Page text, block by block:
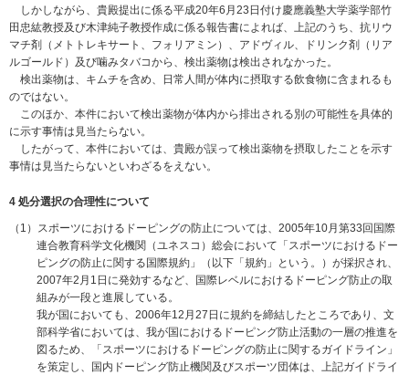
しかしながら、貴殿提出に係る平成20年6月23日付け慶應義塾大学薬学部竹
田忠紘教授及び木津純子教授作成に係る報告書によれば、上記のうち、抗リウ
マチ剤（メトトレキサート、フォリアミン）、アドヴィル、ドリンク剤（リア
ルゴールド）及び噛みタバコから、検出薬物は検出されなかった。
検出薬物は、キムチを含め、日常人間が体内に摂取する飲食物に含まれるも
のではない。
このほか、本件において検出薬物が体内から排出される別の可能性を具体的
に示す事情は見当たらない。
したがって、本件においては、貴殿が誤って検出薬物を摂取したことを示す
事情は見当たらないといわざるをえない。
4 処分選択の合理性について
（1）スポーツにおけるドーピングの防止については、2005年10月第33回国際
連合教育科学文化機関（ユネスコ）総会において「スポーツにおけるドー
ピングの防止に関する国際規約」（以下「規約」という。）が採択され、
2007年2月1日に発効するなど、国際レベルにおけるドーピング防止の取
組みが一段と進展している。
我が国においても、2006年12月27日に規約を締結したところであり、文
部科学省においては、我が国におけるドーピング防止活動の一層の推進を
図るため、「スポーツにおけるドーピングの防止に関するガイドライン」
を策定し、国内ドーピング防止機関及びスポーツ団体は、上記ガイドライ